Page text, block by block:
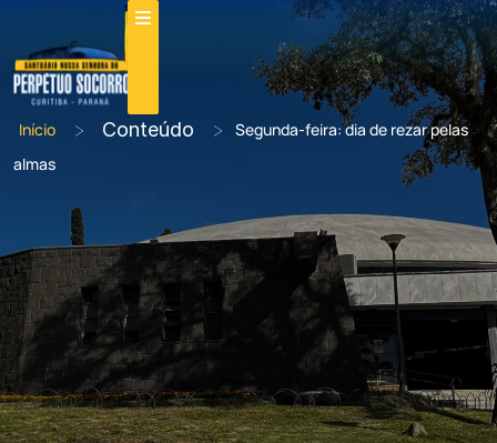
Início > Conteúdo >
Segunda-feira: dia de rezar pelas
almas